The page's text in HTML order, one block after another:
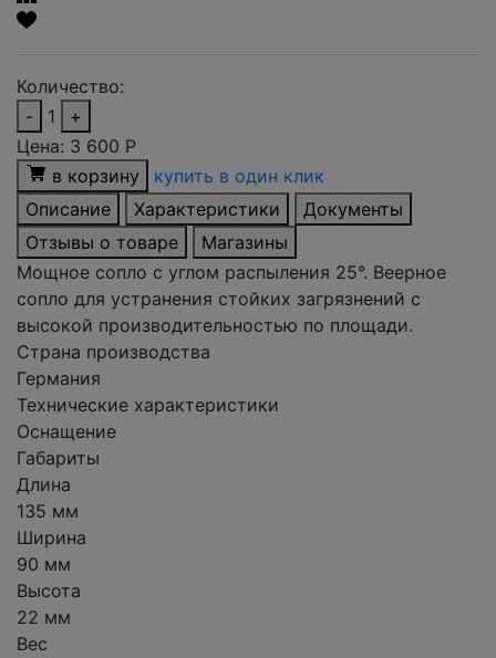
Количество:
-
1
+
Цена: 3 600 Р
в корзину
купить в один клик
Описание
Характеристики
Документы
Отзывы о товаре
Магазины
Мощное сопло с углом распыления 25°. Веерное
сопло для устранения стойких загрязнений с
высокой производительностью по площади.
Страна производства
Германия
Технические характеристики
Оснащение
Габариты
Длина
135 мм
Ширина
90 мм
Высота
22 мм
Вес